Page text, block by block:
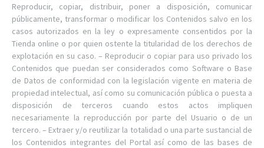
Reproducir, copiar, distribuir, poner a disposición, comunicar
públicamente, transformar o modificar los Contenidos salvo en los
casos autorizados en la ley o expresamente consentidos por la
Tienda online o por quien ostente la titularidad de los derechos de
explotación en su caso. – Reproducir o copiar para uso privado los
Contenidos que puedan ser considerados como Software o Base
de Datos de conformidad con la legislación vigente en materia de
propiedad intelectual, así como su comunicación pública o puesta a
disposición de terceros cuando estos actos impliquen
necesariamente la reproducción por parte del Usuario o de un
tercero. – Extraer y/o reutilizar la totalidad o una parte sustancial de
los Contenidos integrantes del Portal así como de las bases de